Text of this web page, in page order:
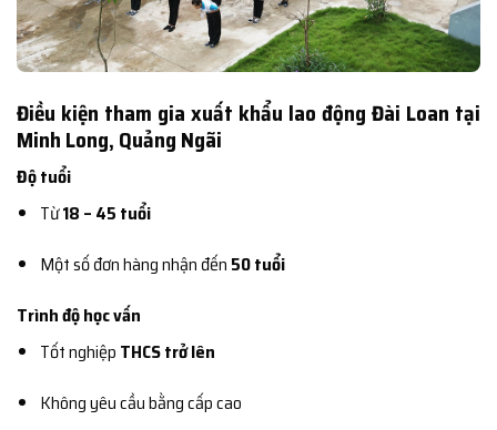
Điều kiện tham gia xuất khẩu lao động Đài Loan tại
Minh Long, Quảng Ngãi
Độ tuổi
Từ18 – 45 tuổi
Một số đơn hàng nhận đến 50 tuổi
Trình độ học vấn
Tốt nghiệp THCS trở lên
Không yêu cầu bằng cấp cao